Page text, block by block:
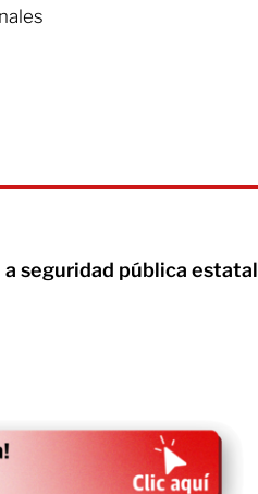
seguridad pública estatal